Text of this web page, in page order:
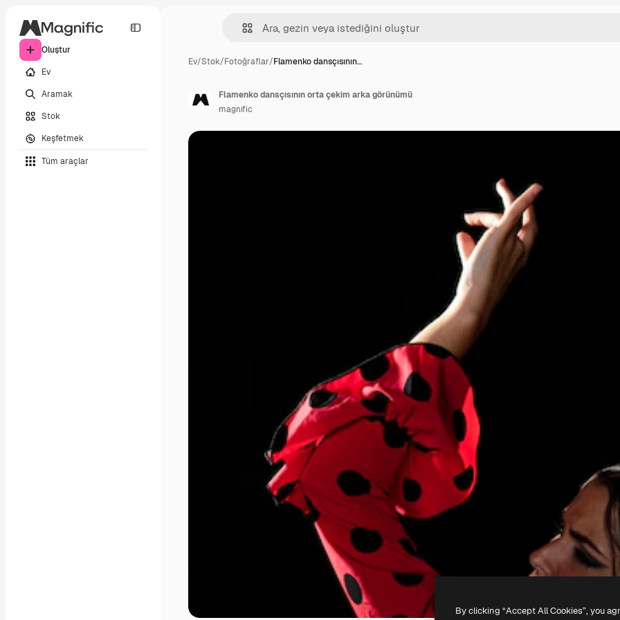
Oluştur
Ev
Aramak
Stok
Keşfetmek
Tüm araçlar
Ev/Stok/Fotoğraflar/Flamenko dansçısının…
Flamenko dansçısının orta çekim arka görünümü
magnific
By clicking “Accept All Cookies”, you